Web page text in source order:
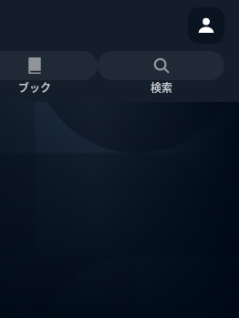
ブック 検索